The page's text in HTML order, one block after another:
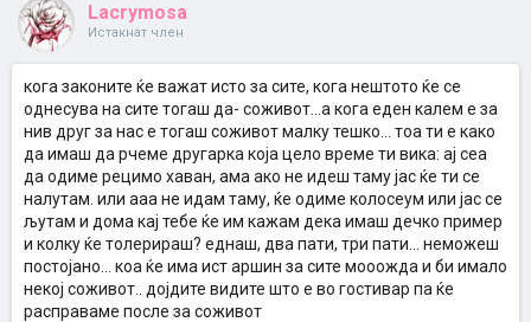
Lacrymosa
Истакнат член
кога законите ќе важат исто за сите, кога нештото ќе се
однесува на сите тогаш да- соживот...а кога еден калем е за
нив друг за нас е тогаш соживот малку тешко... тоа ти е како
да имаш да рчеме другарка која цело време ти вика: ај сеа
да одиме рецимо хаван, ама ако не идеш таму јас ќе ти се
налутам. или ааа не идам таму, ќе одиме колосеум или јас се
љутам и дома кај тебе ќе им кажам дека имаш дечко пример
и колку ќе толерираш? еднаш, два пати, три пати... неможеш
постојано... коа ќе има ист аршин за сите мооожда и би имало
некој соживот.. дојдите видите што е во гостивар па ќе
расправаме после за соживот